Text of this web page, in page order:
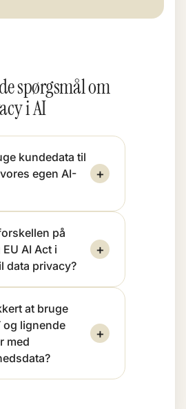
spørgsmål om
i AI
kundedata til
egen AI-
+
på
EU AI Act i
data privacy?
+
at bruge
og lignende
med
+